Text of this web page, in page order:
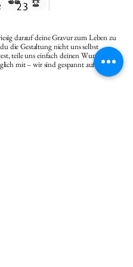
darauf deine Gravur zum Leben zu
die Gestaltung nicht uns selbst
teile uns einfach deinen Wunsch so
mit – wir sind gespannt auf deine